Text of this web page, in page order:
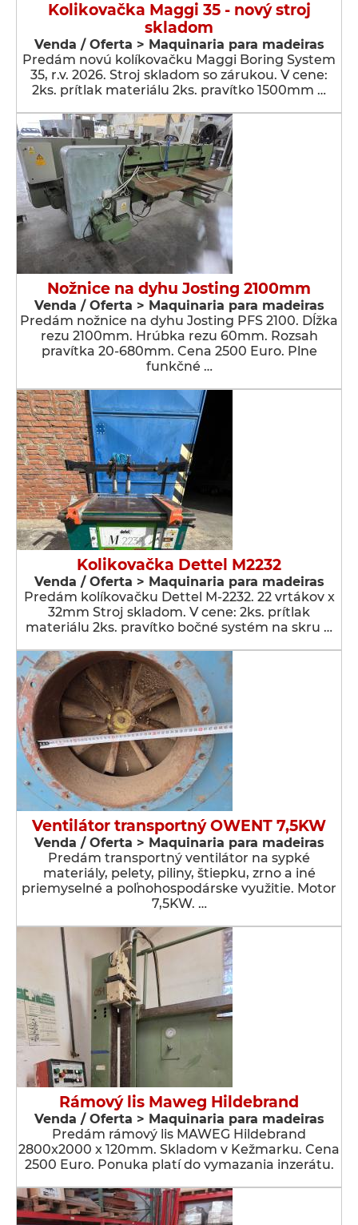
Kolikovačka Maggi 35 - nový stroj
skladom
Venda / Oferta > Maquinaria para madeiras
Predám novú kolíkovačku Maggi Boring System
35, r.v. 2026. Stroj skladom so zárukou. V cene:
2ks. prítlak materiálu 2ks. pravítko 1500mm …
Nožnice na dyhu Josting 2100mm
Venda / Oferta > Maquinaria para madeiras
Predám nožnice na dyhu Josting PFS 2100. Dĺžka
rezu 2100mm. Hrúbka rezu 60mm. Rozsah
pravítka 20-680mm. Cena 2500 Euro. Plne
funkčné …
Kolikovačka Dettel M2232
Venda / Oferta > Maquinaria para madeiras
Predám kolíkovačku Dettel M-2232. 22 vrtákov x
32mm Stroj skladom. V cene: 2ks. prítlak
materiálu 2ks. pravítko bočné systém na skru …
Ventilátor transportný OWENT 7,5KW
Venda / Oferta > Maquinaria para madeiras
Predám transportný ventilátor na sypké
materiály, pelety, piliny, štiepku, zrno a iné
priemyselné a poľnohospodárske využitie. Motor
7,5KW. …
Rámový lis Maweg Hildebrand
Venda / Oferta > Maquinaria para madeiras
Predám rámový lis MAWEG Hildebrand
2800x2000 x 120mm. Skladom v Kežmarku. Cena
2500 Euro. Ponuka platí do vymazania inzerátu.